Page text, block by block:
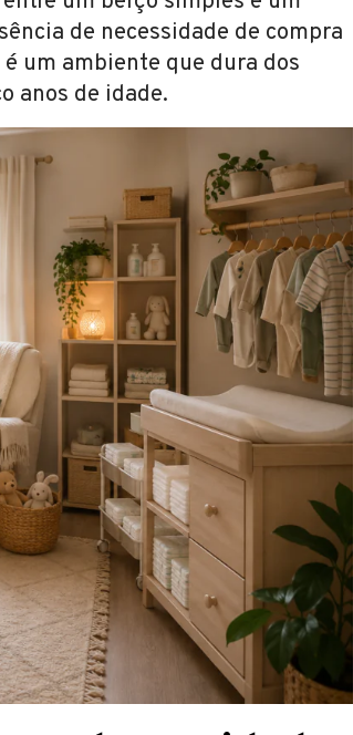
de necessidade de compra
um ambiente que dura dos
anos de idade.